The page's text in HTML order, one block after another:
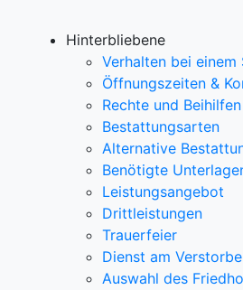
Hinterbliebene
Verhalten bei einem
Öffnungszeiten &
Rechte und Beihilfen
Bestattungsarten
Alternative
Benötigte
Leistungsangebot
Drittleistungen
Trauerfeier
Dienst am
Auswahl des